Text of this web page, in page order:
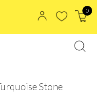
0
Stone